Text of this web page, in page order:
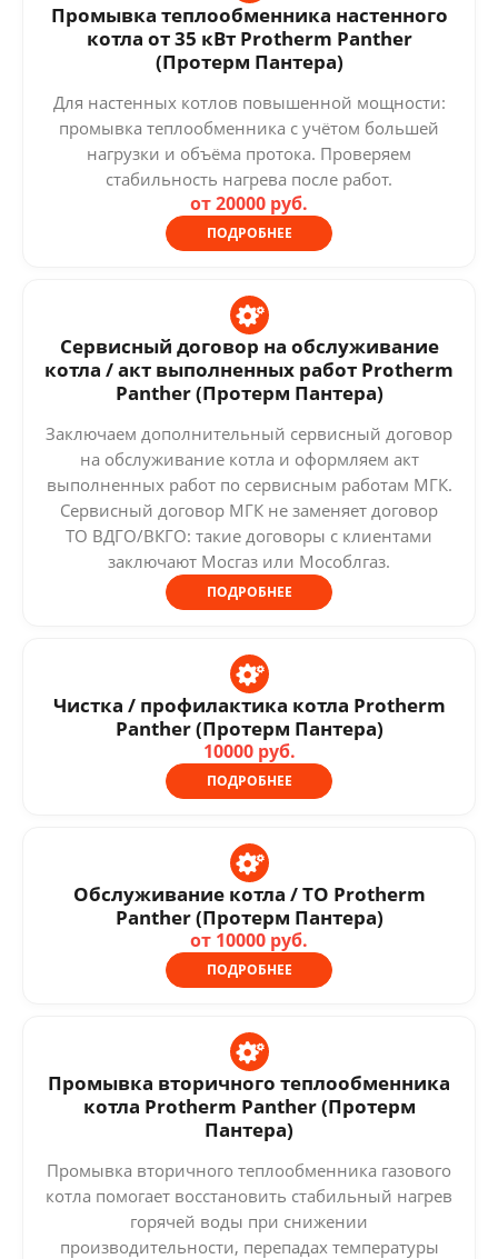
Промывка теплообменника настенного
котла от 35 кВт Protherm Panther
(Протерм Пантера)
Для настенных котлов повышенной мощности:
промывка теплообменника с учётом большей
нагрузки и объёма протока. Проверяем
стабильность нагрева после работ.
от 20000 руб.
ПОДРОБНЕЕ
Сервисный договор на обслуживание
котла / акт выполненных работ Protherm
Panther (Протерм Пантера)
Заключаем дополнительный сервисный договор
на обслуживание котла и оформляем акт
выполненных работ по сервисным работам МГК.
Сервисный договор МГК не заменяет договор
ТО ВДГО/ВКГО: такие договоры с клиентами
заключают Мосгаз или Мособлгаз.
ПОДРОБНЕЕ
Чистка / профилактика котла Protherm
Panther (Протерм Пантера)
10000 руб.
ПОДРОБНЕЕ
Обслуживание котла / ТО Protherm
Panther (Протерм Пантера)
от 10000 руб.
ПОДРОБНЕЕ
Промывка вторичного теплообменника
котла Protherm Panther (Протерм
Пантера)
Промывка вторичного теплообменника газового
котла помогает восстановить стабильный нагрев
горячей воды при снижении
производительности, перепадах температуры